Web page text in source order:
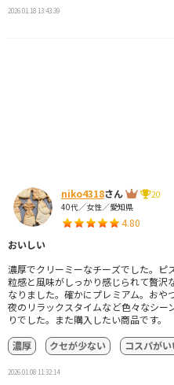
2026.01.18 13:43:39
niko4318さん
20
40代／女性／愛知県
4.80
おいしい
濃厚でクリーミーなチーズでした。ピ
粒感と風味がしっかり感じられて贅沢
なりました。確かにプレミアム。おや
夜のリラックスタイムなど色々なシー
りでした。また購入したい商品です。
濃厚
クセが少ない コスパが
2026.01.08 11:32:14